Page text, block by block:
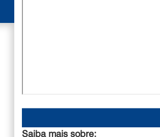
Saiba mais sobre: